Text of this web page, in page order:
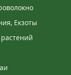
Екзоты